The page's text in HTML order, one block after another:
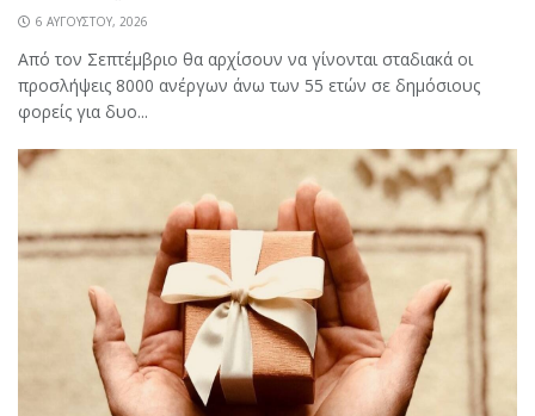
6 ΑΥΓΟΎΣΤΟΥ, 2026
Από τον Σεπτέμβριο θα αρχίσουν να γίνονται σταδιακά οι
προσλήψεις 8000 ανέργων άνω των 55 ετών σε δημόσιους
φορείς για δυο...